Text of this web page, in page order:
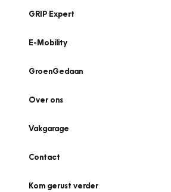
GRIP Expert
E-Mobility
GroenGedaan
Over ons
Vakgarage
Contact
Kom gerust verder